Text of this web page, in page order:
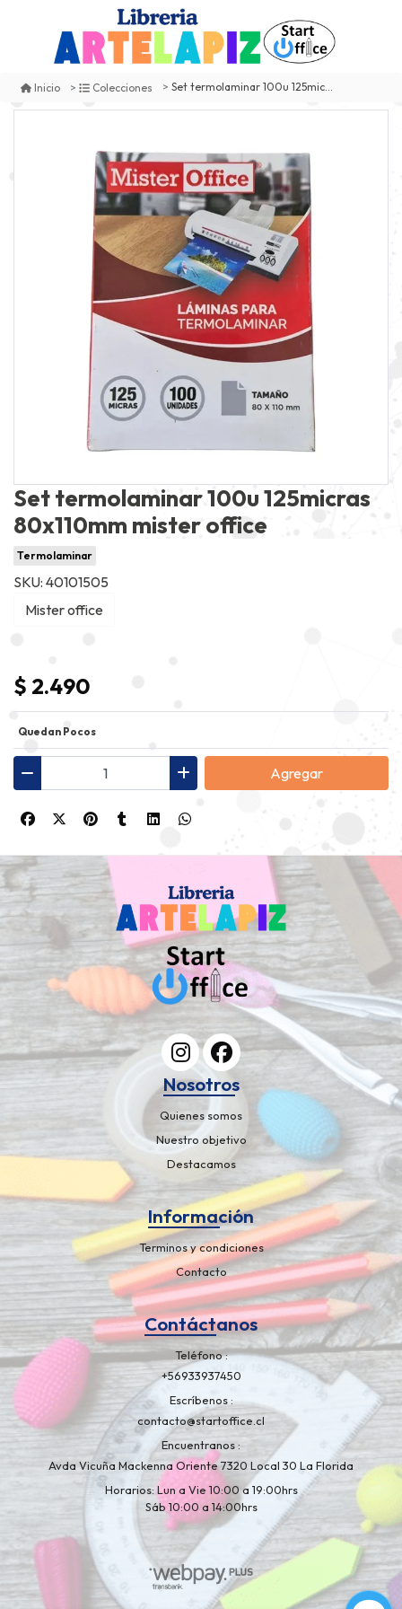
Inicio Colecciones Set termolaminar 100u 125micras 80x110mm mister office
Set termolaminar 100u 125micras
80x110mm mister office
Termolaminar
SKU: 40101505
Mister office
$ 2.490
Quedan Pocos
Agregar
Nosotros
Quienes somos
Nuestro objetivo
Destacamos
Información
Terminos y condiciones
Contacto
Contáctanos
Teléfono
+56933937450
Escríbenos
contacto@startoffice.cl
Encuentranos
Avda Vicuña Mackenna Oriente 7320 Local 30 La Florida
Horarios: Lun a Vie 10:00 a 19:00hrs
Sáb 10:00 a 14:00hrs